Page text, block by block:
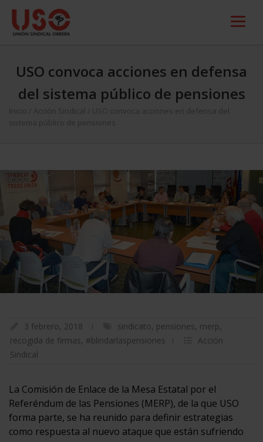
USO convoca acciones en defensa
del sistema público de pensiones
Inicio Acción Sindical
USO convoca acciones en defensa del
sistema público de pensiones
3 febrero, 2018 sindicato, pensiones, merp,
recogida de firmas, #blindarlaspensiones
Acción
Sindical
La Comisión de Enlace de la Mesa Estatal por el
Referéndum de las Pensiones (MERP), de la que USO
forma parte, se ha reunido para definir estrategias
como respuesta al nuevo ataque que están sufriendo